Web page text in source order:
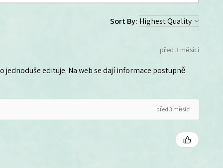
Sort By:
před 3 měsíci
jednoduše edituje. Na web se dají informace postupně
před 3 měsíci